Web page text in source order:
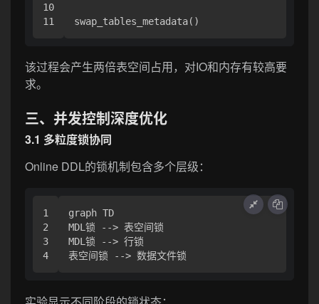
10
该过程会产生两倍表空间占用，对IO和内存有较高要
求。
三、并发控制深度优化
3.1 多粒度锁协同
Online DDL的锁机制包含多个层级：
1
2
3
graph TD
MDL锁 --> 表空间锁
MDL锁 --> 行锁